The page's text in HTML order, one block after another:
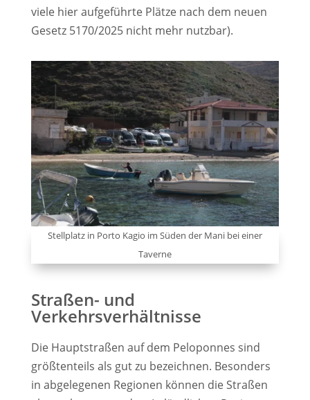
viele hier aufgeführte Plätze nach dem neuen
Gesetz 5170/2025 nicht mehr nutzbar).
Stellplatz in Porto Kagio im Süden der Mani bei einer
Taverne
Straßen- und
Verkehrsverhältnisse
Die Hauptstraßen auf dem Peloponnes sind
größtenteils als gut zu bezeichnen. Besonders
in abgelegenen Regionen können die Straßen